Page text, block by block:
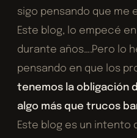
sigo pensando que me
Este blog, lo empecé
durante años….Pero lo
pensando en que los
tenemos la obligación
algo más que trucos
Este blog es un intento